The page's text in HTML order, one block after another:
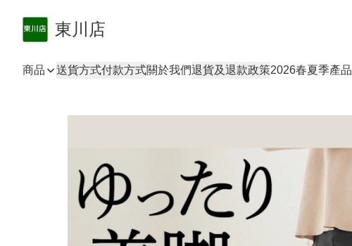
東川店
商品 送貨方式付款方式關於我們退貨及退款政策2026春夏季產品